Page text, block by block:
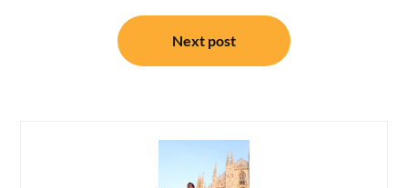
Next post